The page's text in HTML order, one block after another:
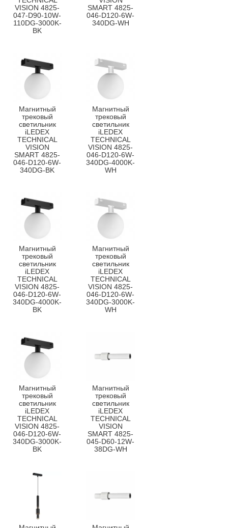
VISION 4825-
047-D90-10W-
110DG-3000K-
BK
SMART 4825-
046-D120-6W-
340DG-WH
Магнитный
трековый
светильник
iLEDEX
TECHNICAL
VISION
SMART 4825-
046-D120-6W-
340DG-BK
Магнитный
трековый
светильник
iLEDEX
TECHNICAL
VISION 4825-
046-D120-6W-
340DG-4000K-
WH
Магнитный
трековый
светильник
iLEDEX
TECHNICAL
VISION 4825-
046-D120-6W-
340DG-4000K-
BK
Магнитный
трековый
светильник
iLEDEX
TECHNICAL
VISION 4825-
046-D120-6W-
340DG-3000K-
WH
Магнитный
трековый
светильник
iLEDEX
TECHNICAL
VISION 4825-
046-D120-6W-
340DG-3000K-
BK
Магнитный
трековый
светильник
iLEDEX
TECHNICAL
VISION
SMART 4825-
045-D60-12W-
38DG-WH